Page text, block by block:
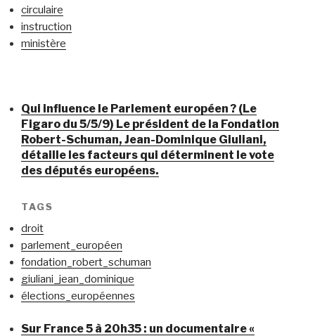
circulaire
instruction
ministère
Qui influence le Parlement européen ? (Le
Figaro du 5/5/9) Le président de la Fondation
Robert-Schuman, Jean-Dominique Giuliani,
détaille les facteurs qui déterminent le vote
des députés européens.
TAGS
droit
parlement_européen
fondation_robert_schuman
giuliani_jean_dominique
élections_européennes
Sur France 5 à 20h35 : un documentaire «